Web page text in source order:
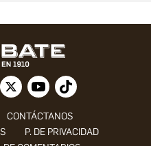
CONTÁCTANOS
P. DE PRIVACIDAD